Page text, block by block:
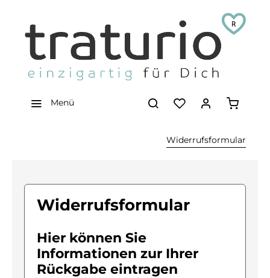
Menü
Widerrufsformular
Widerrufsformular
Hier können Sie
Informationen zur Ihrer
Rückgabe eintragen